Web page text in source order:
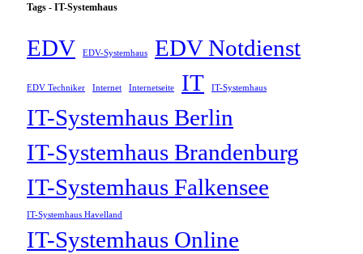
Tags - IT-Systemhaus
EDV EDV-Systemhaus EDV Notdienst
EDV Techniker Internet Internetseite IT IT-Systemhaus
IT-Systemhaus Berlin
IT-Systemhaus Brandenburg
IT-Systemhaus Falkensee
IT-Systemhaus Havelland
IT-Systemhaus Online